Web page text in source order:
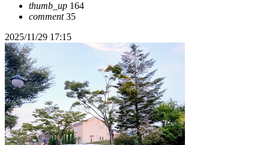
thumb_up 164
comment35
2025/11/29 17:15